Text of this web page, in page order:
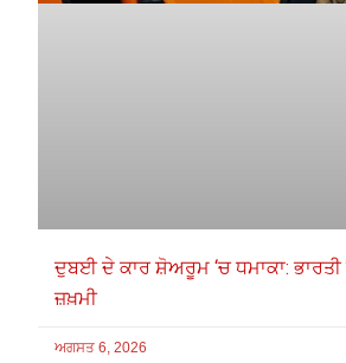
ਦੁਬਈ ਦੇ ਕਾਰ ਸ਼ੋਅਰੂਮ ‘ਚ ਧਮਾਕਾ: ਭਾਰਤੀ
ਜ਼ਖ਼ਮੀ
ਅਗਸਤ 6, 2026